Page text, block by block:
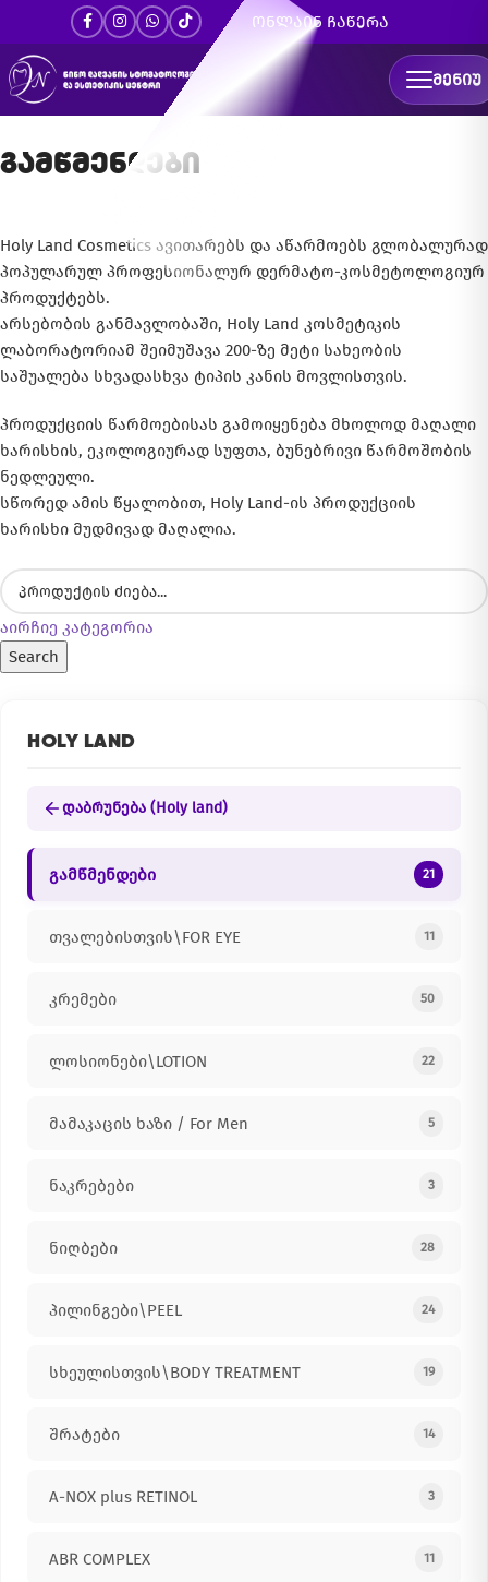
ონლაინ ჩაწერა
ᲛᲔᲜᲘᲣ
გამწმენდები
Holy Land Cosmetics ავითარებს და აწარმოებს გლობალურად
პოპულარულ პროფესიონალურ დერმატო-კოსმეტოლოგიურ
პროდუქტებს.
არსებობის განმავლობაში, Holy Land კოსმეტიკის
ლაბორატორიამ შეიმუშავა 200-ზე მეტი სახეობის
საშუალება სხვადასხვა ტიპის კანის მოვლისთვის.
პროდუქციის წარმოებისას გამოიყენება მხოლოდ მაღალი
ხარისხის, ეკოლოგიურად სუფთა, ბუნებრივი წარმოშობის
ნედლეული.
სწორედ ამის წყალობით, Holy Land-ის პროდუქციის
ხარისხი მუდმივად მაღალია.
აირჩიე კატეგორია
Search
HOLY LAND
დაბრუნება (Holy land)
გამწმენდები 21
თვალებისთვის\FOR EYE 11
კრემები 50
ლოსიონები\LOTION 22
მამაკაცის ხაზი / For Men 5
ნაკრებები 3
ნიღბები 28
პილინგები\PEEL 24
სხეულისთვის\BODY TREATMENT 19
შრატები 14
A-NOX plus RETINOL 3
ABR COMPLEX 11